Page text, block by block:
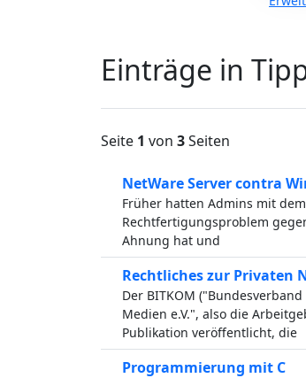
Einträge in
Seite 1 von 3Seiten
NetWare Server contra
Früher hatten Admins mit
Rechtfertigungsproblem
Ahnung hat und
Rechtliches zur Privaten
Der BITKOM
Medien e.V.", also die
Publikation veröffentlicht, die
Programmierung mit C